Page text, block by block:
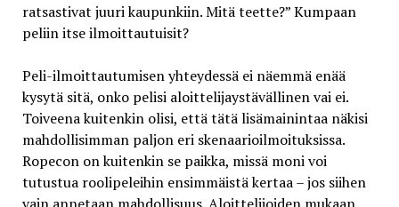
ratsastivat juuri kaupunkiin. Mitä teette?” Kumpaan
peliin itse ilmoittautuisit?
Peli-ilmoittautumisen yhteydessä ei näemmä enää
kysytä sitä, onko pelisi aloittelijaystävällinen vai ei.
Toiveena kuitenkin olisi, että tätä lisämainintaa näkisi
mahdollisimman paljon eri skenaarioilmoituksissa.
Ropecon on kuitenkin se paikka, missä moni voi
tutustua roolipeleihin ensimmäistä kertaa – jos siihen